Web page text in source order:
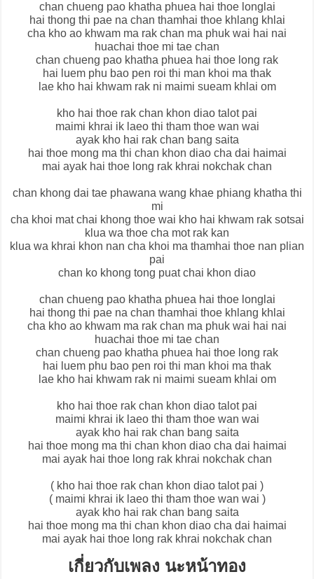
chan chueng pao khatha phuea hai thoe longlai
hai thong thi pae na chan thamhai thoe khlang khlai
cha kho ao khwam ma rak chan ma phuk wai hai nai
huachai thoe mi tae chan
chan chueng pao khatha phuea hai thoe long rak
hai luem phu bao pen roi thi man khoi ma thak
lae kho hai khwam rak ni maimi sueam khlai om
kho hai thoe rak chan khon diao talot pai
maimi khrai ik laeo thi tham thoe wan wai
ayak kho hai rak chan bang saita
hai thoe mong ma thi chan khon diao cha dai haimai
mai ayak hai thoe long rak khrai nokchak chan
chan khong dai tae phawana wang khae phiang khatha thi
mi
cha khoi mat chai khong thoe wai kho hai khwam rak sotsai
klua wa thoe cha mot rak kan
klua wa khrai khon nan cha khoi ma thamhai thoe nan plian
pai
chan ko khong tong puat chai khon diao
chan chueng pao khatha phuea hai thoe longlai
hai thong thi pae na chan thamhai thoe khlang khlai
cha kho ao khwam ma rak chan ma phuk wai hai nai
huachai thoe mi tae chan
chan chueng pao khatha phuea hai thoe long rak
hai luem phu bao pen roi thi man khoi ma thak
lae kho hai khwam rak ni maimi sueam khlai om
kho hai thoe rak chan khon diao talot pai
maimi khrai ik laeo thi tham thoe wan wai
ayak kho hai rak chan bang saita
hai thoe mong ma thi chan khon diao cha dai haimai
mai ayak hai thoe long rak khrai nokchak chan
( kho hai thoe rak chan khon diao talot pai )
( maimi khrai ik laeo thi tham thoe wan wai )
ayak kho hai rak chan bang saita
hai thoe mong ma thi chan khon diao cha dai haimai
mai ayak hai thoe long rak khrai nokchak chan
เกี่ยวกับเพลง นะหน้าทอง